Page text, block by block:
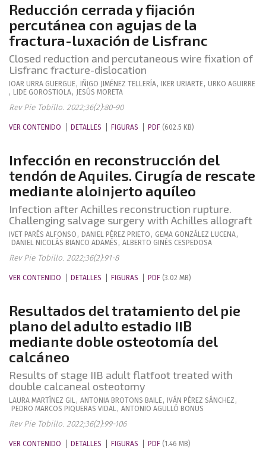
Reducción cerrada y fijación
percutánea con agujas de la
fractura-luxación de Lisfranc
Closed reduction and percutaneous wire fixation of
Lisfranc fracture-dislocation
IOAR URRA GUERGUE, IÑIGO JIMÉNEZ TELLERÍA, IKER URIARTE, URKO AGUIRRE
, LIDE GOROSTIOLA, JESÚS MORETA
Rev Pie Tobillo. 2022;36(2):80-90
VER CONTENIDO DETALLES FIGURAS PDF (602.5 KB)
Infección en reconstrucción del
tendón de Aquiles. Cirugía de rescate
mediante aloinjerto aquíleo
Infection after Achilles reconstruction rupture.
Challenging salvage surgery with Achilles allograft
IVET PARÉS ALFONSO , DANIEL PÉREZ PRIETO , GEMA GONZÁLEZ LUCENA,
DANIEL NICOLÁS BIANCO ADAMÉS , ALBERTO GINÉS CESPEDOSA
Rev Pie Tobillo. 2022;36(2):91-8
VER CONTENIDO DETALLES FIGURAS PDF (3.02 MB)
Resultados del tratamiento del pie
plano del adulto estadio IIB
mediante doble osteotomía del
calcáneo
Results of stage IIB adult flatfoot treated with
double calcaneal osteotomy
LAURA MARTÍNEZ GIL, ANTONIA BROTONS BAILE, IVÁN PÉREZ SÁNCHEZ ,
PEDRO MARCOS PIQUERAS VIDAL, ANTONIO AGULLÓ BONUS
Rev Pie Tobillo. 2022;36(2):99-106
VER CONTENIDO DETALLES FIGURAS PDF (1.46 MB)